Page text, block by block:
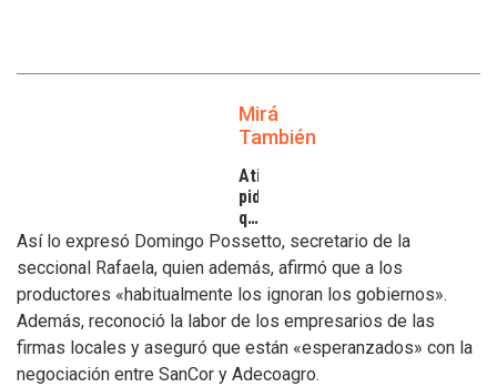
Mirá
También
Atilra
pide
que
se
atiendan
inconvenientes
de
los
tamberos
Así lo expresó Domingo Possetto, secretario de la
seccional Rafaela, quien además, afirmó que a los
productores «habitualmente los ignoran los gobiernos».
Además, reconoció la labor de los empresarios de las
firmas locales y aseguró que están «esperanzados» con la
negociación entre SanCor y Adecoagro.